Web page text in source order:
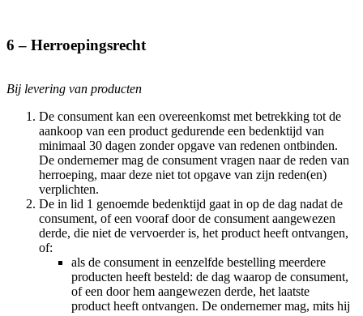
6 – Herroepingsrecht
Bij levering van producten
De consument kan een overeenkomst met betrekking tot de
aankoop van een product gedurende een bedenktijd van
minimaal 30 dagen zonder opgave van redenen ontbinden.
De ondernemer mag de consument vragen naar de reden van
herroeping, maar deze niet tot opgave van zijn reden(en)
verplichten.
De in lid 1 genoemde bedenktijd gaat in op de dag nadat de
consument, of een vooraf door de consument aangewezen
derde, die niet de vervoerder is, het product heeft ontvangen,
of:
als de consument in eenzelfde bestelling meerdere
producten heeft besteld: de dag waarop de consument,
of een door hem aangewezen derde, het laatste
product heeft ontvangen. De ondernemer mag, mits hij